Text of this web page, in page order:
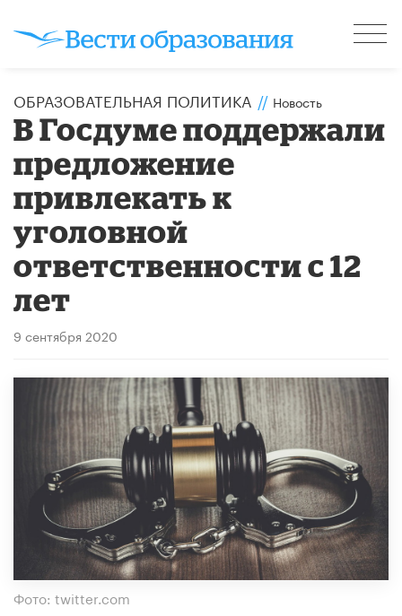
ОБРАЗОВАТЕЛЬНАЯ ПОЛИТИКА // Новость
В Госдуме поддержали
предложение
привлекать к
уголовной
ответственности с 12
лет
9 сентября 2020
Фото: twitter.com